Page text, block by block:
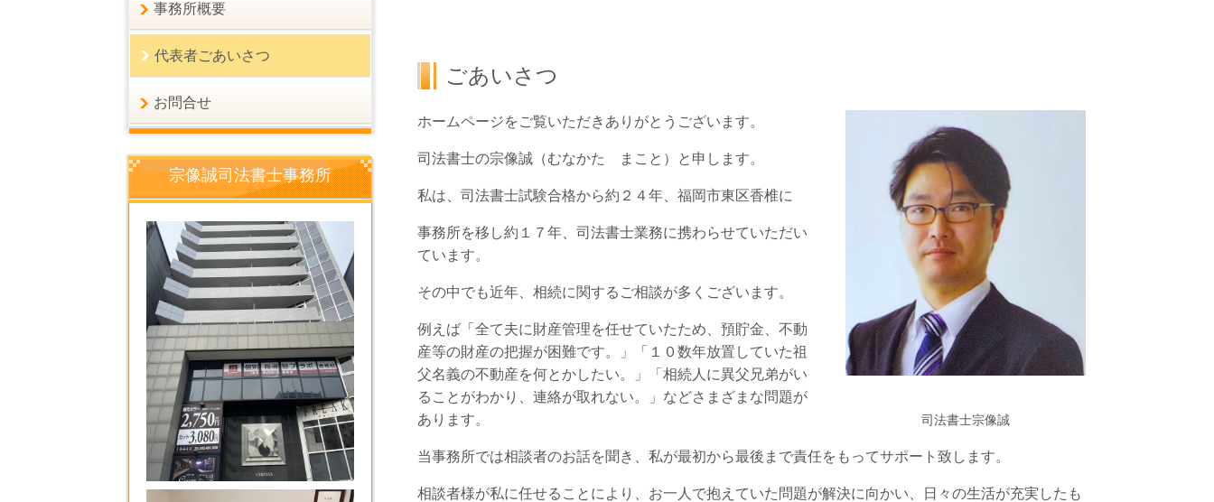
ごあいさつ
司法書士宗像誠
ホームページをご覧いただきありがとうございます。
司法書士の宗像誠（むなかた まこと）と申します。
私は、司法書士試験合格から約２４年、福岡市東区香椎に
事務所を移し約１７年、司法書士業務に携わらせていただい
ています。
その中でも近年、相続に関するご相談が多くございます。
例えば「全て夫に財産管理を任せていたため、預貯金、不動
産等の財産の把握が困難です。」「１０数年放置していた祖
父名義の不動産を何とかしたい。」「相続人に異父兄弟がい
ることがわかり、連絡が取れない。」などさまざまな問題が
あります。
当事務所では相談者のお話を聞き、私が最初から最後まで責任をもってサポート致します。
相談者様が私に任せることにより、お一人で抱えていた問題が解決に向かい、日々の生活が充実したも
事務所概要
代表者ごあいさつ
お問合せ
宗像誠司法書士事務所